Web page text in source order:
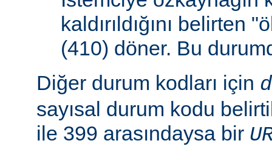
kaldırıldığını belirten
(410) döner. Bu
Diğer durum kodları için
sayısal durum kodu
ile 399 arasındaysa bir